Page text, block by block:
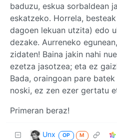
baduzu, eskua sorbaldean
eskatzeko. Horrela,
dagoen lekuan utzita) edo
dezake. Aurreneko
zidaten! Baina jakin nahi
ezetza jasotzea; eta ez
Bada, oraingoan pare
noski, ez zen ezer gertatu
Primeran beraz!
Unx OP M